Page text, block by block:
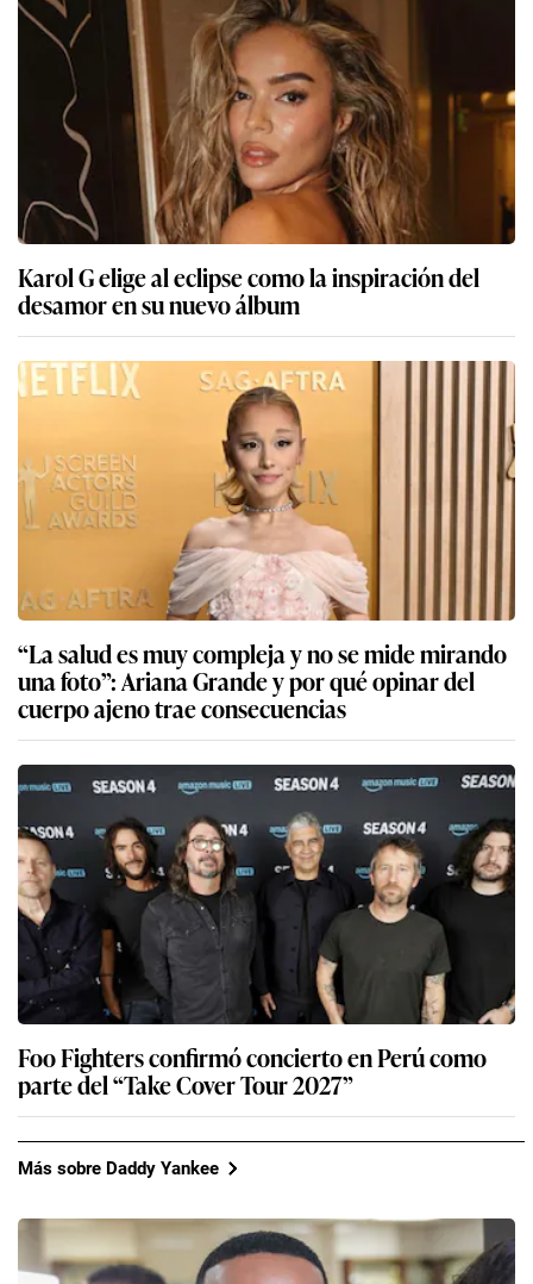
Karol G elige al eclipse como la inspiración del
desamor en su nuevo álbum
“La salud es muy compleja y no se mide mirando
una foto”: Ariana Grande y por qué opinar del
cuerpo ajeno trae consecuencias
Foo Fighters confirmó concierto en Perú como
parte del “Take Cover Tour 2027”
Más sobre Daddy Yankee